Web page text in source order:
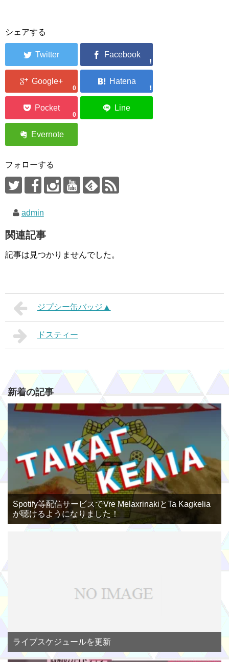
シェアする
0
0
フォローする
admin
関連記事
記事は見つかりませんでした。
ジプシー缶バッジ▲
ドスティー
新着の記事
Spotify等配信サービスでVre MelaxrinakiとTa Kagkelia
が聴けるようになりました！
ライブスケジュールを更新